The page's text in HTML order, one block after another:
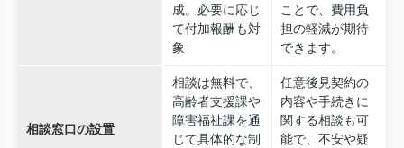
成。必要に応じ
て付加報酬も対
象
ことで、費用負
担の軽減が期待
できます。
相談窓口の設置
相談は無料で、
高齢者支援課や
障害福祉課を通
じて具体的な制
任意後見契約の
内容や手続きに
関する相談も可
能で、不安や疑